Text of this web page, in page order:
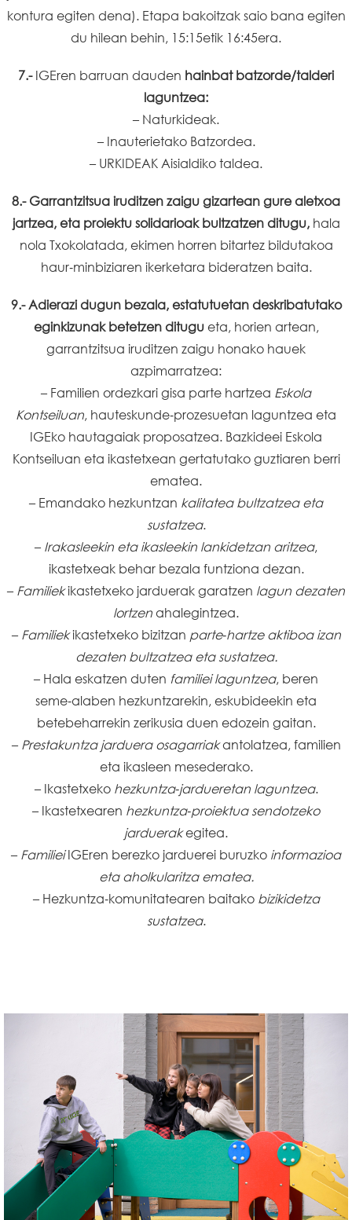
kontura egiten dena). Etapa bakoitzak saio bana egiten
du hilean behin, 15:15etik 16:45era.
7.-IGEren barruan dauden hainbat batzorde/talderi
laguntzea:
– Naturkideak.
– Inauterietako Batzordea.
– URKIDEAK Aisialdiko taldea.
8.- Garrantzitsua iruditzen zaigu gizartean gure aletxoa
jartzea, eta proiektu solidarioak bultzatzen ditugu,hala
nola Txokolatada, ekimen horren bitartez bildutakoa
haur‑minbiziaren ikerketara bideratzen baita.
9.- Adierazi dugun bezala, estatutuetan deskribatutako
eginkizunak betetzen ditugueta, horien artean,
garrantzitsua iruditzen zaigu honako hauek
azpimarratzea:
– Familien ordezkari gisa parte hartzea Eskola
Kontseiluan, hauteskunde‑prozesuetan laguntzea eta
IGEko hautagaiak proposatzea. Bazkideei Eskola
Kontseiluan eta ikastetxean gertatutako guztiaren berri
ematea.
– Emandako hezkuntzan kalitatea bultzatzea eta
sustatzea.
– Irakasleekin eta ikasleekin lankidetzan aritzea,
ikastetxeak behar bezala funtziona dezan.
– Familiekikastetxeko jarduerak garatzen lagun dezaten
lortzenahalegintzea.
– Familiekikastetxeko bizitzan parte‑hartze aktiboa izan
dezaten bultzatzea eta sustatzea.
– Hala eskatzen duten familiei laguntzea, beren
seme‑alaben hezkuntzarekin, eskubideekin eta
betebeharrekin zerikusia duen edozein gaitan.
– Prestakuntza jarduera osagarriakantolatzea, familien
eta ikasleen mesederako.
– Ikastetxeko hezkuntza‑jardueretan laguntzea.
– Ikastetxearen hezkuntza‑proiektua sendotzeko
jarduerakegitea.
– FamilieiIGEren berezko jarduerei buruzko informazioa
eta aholkularitza ematea.
– Hezkuntza‑komunitatearen baitako bizikidetza
sustatzea.